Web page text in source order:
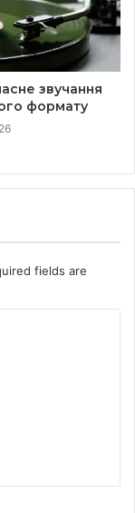
звучання
формату
fields are